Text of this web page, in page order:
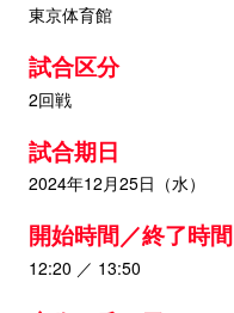
東京体育館
試合区分
2回戦
試合期日
2024年12月25日（水）
開始時間／終了時間
12:20 ／ 13:50